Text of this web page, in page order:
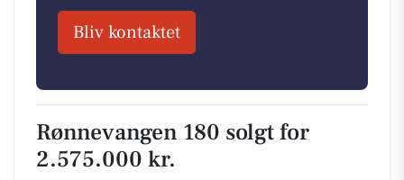
Bliv kontaktet
Rønnevangen 180 solgt for
2.575.000 kr.